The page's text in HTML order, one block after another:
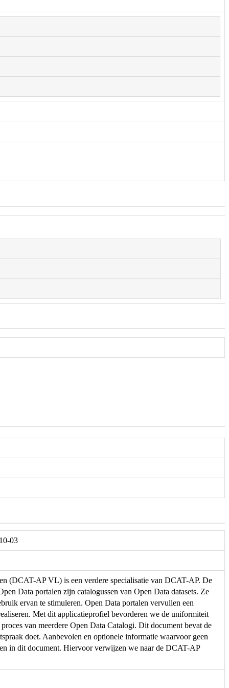
03
(DCAT-AP VL) is een verdere specialisatie van DCAT-AP. De
Data portalen zijn catalogussen van Open Data datasets. Ze
ervan te stimuleren. Open Data portalen vervullen een
Met dit applicatieprofiel bevorderen we de uniformiteit
van meerdere Open Data Catalogi. Dit document bevat de
doet. Aanbevolen en optionele informatie waarvoor geen
in dit document. Hiervoor verwijzen we naar de DCAT-AP